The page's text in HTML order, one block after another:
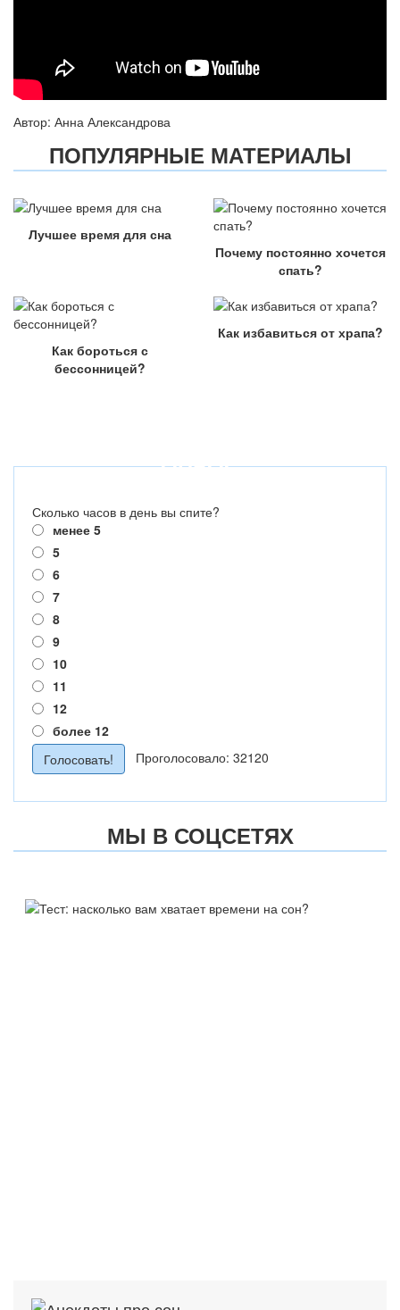
Автор: Анна Александрова
ПОПУЛЯРНЫЕ МАТЕРИАЛЫ
Лучшее время для сна
Почему постоянно хочется
спать?
Как бороться с
бессонницей?
Как избавиться от храпа?
ОПРОС
Сколько часов в день вы спите?
менее 5
5
6
7
8
9
10
11
12
более 12
Проголосовало: 32120
МЫ В СОЦСЕТЯХ